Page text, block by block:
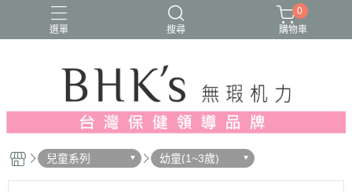
選單 搜尋
人氣推薦 多入優惠 日常維他命
漢方養生
蔓越莓/私密保養
0
購物車
兒童系列 幼童(1~3歲)